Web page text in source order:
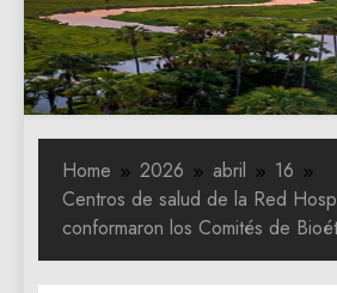
de
Home 2026 abril
16
Centros de salud de la Red
conformaron los Comités de